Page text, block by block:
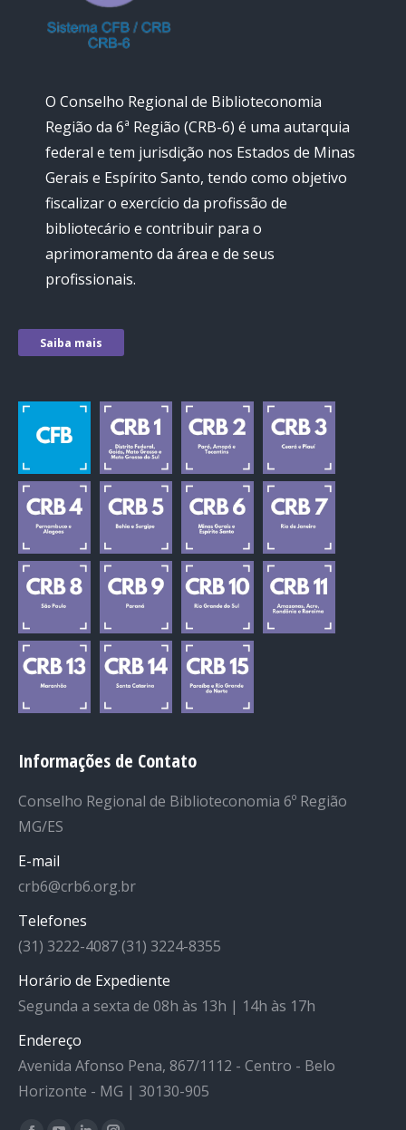
O Conselho Regional de Biblioteconomia
Região da 6ª Região (CRB-6) é uma autarquia
federal e tem jurisdição nos Estados de Minas
Gerais e Espírito Santo, tendo como objetivo
fiscalizar o exercício da profissão de
bibliotecário e contribuir para o
aprimoramento da área e de seus
profissionais.
Saiba mais
Informações de Contato
Conselho Regional de Biblioteconomia 6º Região
MG/ES
E-mail
crb6@crb6.org.br
Telefones
(31) 3222-4087 (31) 3224-8355
Horário de Expediente
Segunda a sexta de 08h às 13h | 14h às 17h
Endereço
Avenida Afonso Pena, 867/1112 - Centro - Belo
Horizonte - MG | 30130-905